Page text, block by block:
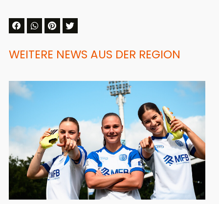
WEITERE NEWS AUS DER REGION